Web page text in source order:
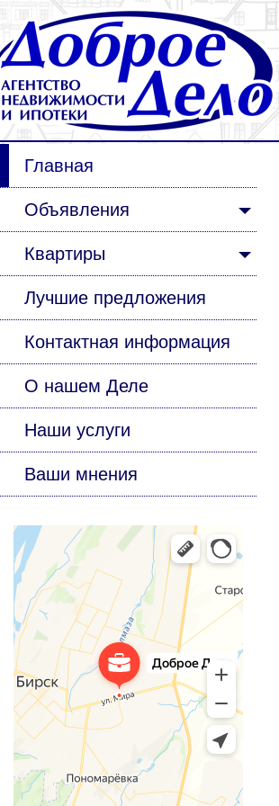
Главная
Объявления
Квартиры
Лучшие предложения
Контактная информация
О нашем Деле
Наши услуги
Ваши мнения